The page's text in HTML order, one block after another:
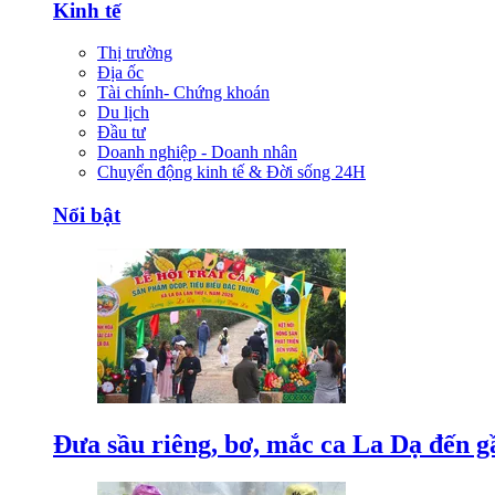
Kinh tế
Thị trường
Địa ốc
Tài chính- Chứng khoán
Du lịch
Đầu tư
Doanh nghiệp - Doanh nhân
Chuyển động kinh tế & Đời sống 24H
Nổi bật
Đưa sầu riêng, bơ, mắc ca La Dạ đến